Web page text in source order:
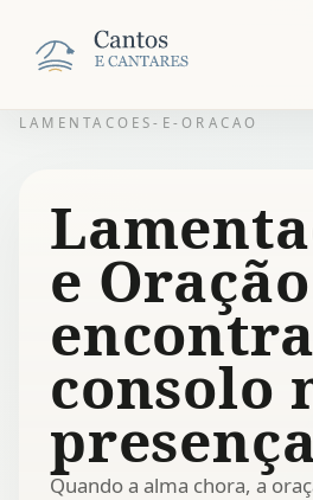
LAMENTACOES-E-ORACAO
e
consolo
Quando a alma chora, a